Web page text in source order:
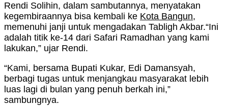
Rendi Solihin, dalam sambutannya, menyatakan
kegembiraannya bisa kembali ke Kota Bangun,
memenuhi janji untuk mengadakan Tabligh Akbar.“Ini
adalah titik ke-14 dari Safari Ramadhan yang kami
lakukan,” ujar Rendi.
“Kami, bersama Bupati Kukar, Edi Damansyah,
berbagi tugas untuk menjangkau masyarakat lebih
luas lagi di bulan yang penuh berkah ini,”
sambungnya.